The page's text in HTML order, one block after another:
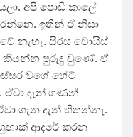
අපි පොඩි කාලේ
ඉතින් ඒ නිසා
නැහැ. සිරස වොයිස්
කියන්න පුරුදු වුණේ. ඒ
වගේ හේට්
ඒවා දැන් ගණන්
ගැන දැන් හිතන්නෑ.
ආදරේ කරන